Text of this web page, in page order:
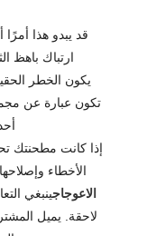
قد يبدو هذا
ارتباك باهظ
يكون الخطر
تكون عبارة عن
إذا كانت مطحنتك
الأخطاء
الاعوجاجينبغي
لاحقة. يميل